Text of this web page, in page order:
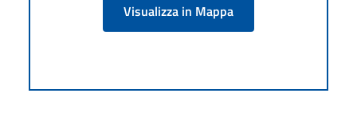
Visualizza in Mappa